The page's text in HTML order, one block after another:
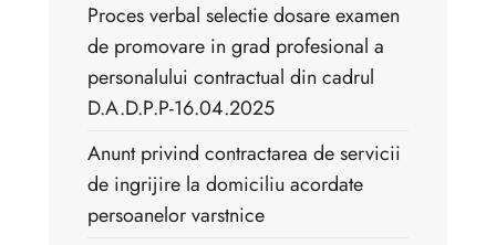
Proces verbal selectie dosare examen
de promovare in grad profesional a
personalului contractual din cadrul
D.A.D.P.P-16.04.2025
Anunt privind contractarea de servicii
de ingrijire la domiciliu acordate
persoanelor varstnice